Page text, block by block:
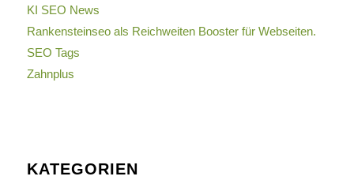
KI SEO News
Rankensteinseo als Reichweiten Booster für Webseiten.
SEO Tags
Zahnplus
KATEGORIEN